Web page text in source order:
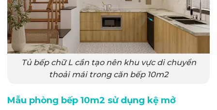
Tủ bếp chữ L cần tạo nên khu vực di chuyển
thoải mái trong căn bếp 10m2
Mẫu phòng bếp 10m2 sử dụng kệ mở